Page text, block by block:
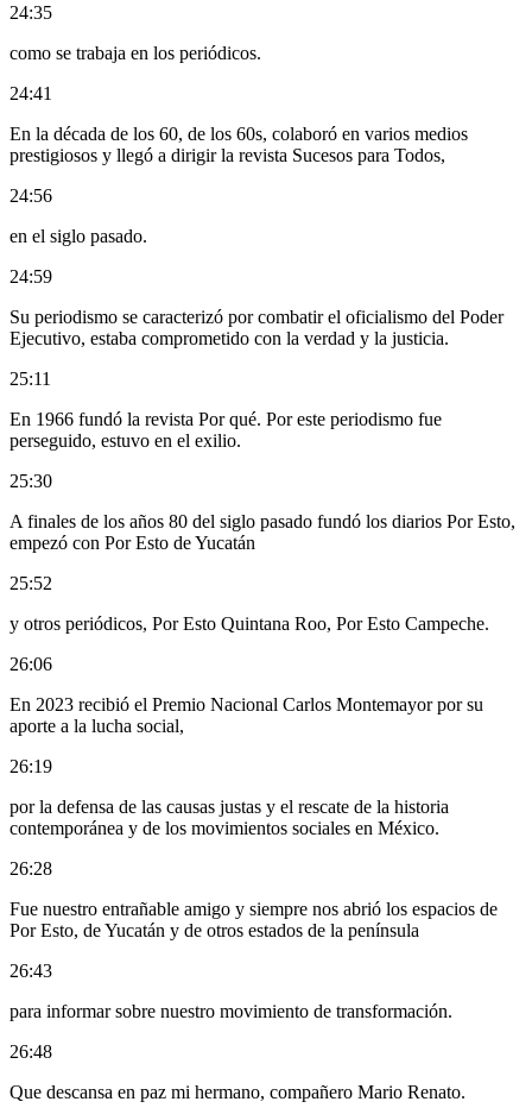
24:35
como se trabaja en los periódicos.
24:41
En la década de los 60, de los 60s, colaboró en varios medios
prestigiosos y llegó a dirigir la revista Sucesos para Todos,
24:56
en el siglo pasado.
24:59
Su periodismo se caracterizó por combatir el oficialismo del Poder
Ejecutivo, estaba comprometido con la verdad y la justicia.
25:11
En 1966 fundó la revista Por qué. Por este periodismo fue
perseguido, estuvo en el exilio.
25:30
A finales de los años 80 del siglo pasado fundó los diarios Por Esto,
empezó con Por Esto de Yucatán
25:52
y otros periódicos, Por Esto Quintana Roo, Por Esto Campeche.
26:06
En 2023 recibió el Premio Nacional Carlos Montemayor por su
aporte a la lucha social,
26:19
por la defensa de las causas justas y el rescate de la historia
contemporánea y de los movimientos sociales en México.
26:28
Fue nuestro entrañable amigo y siempre nos abrió los espacios de
Por Esto, de Yucatán y de otros estados de la península
26:43
para informar sobre nuestro movimiento de transformación.
26:48
Que descansa en paz mi hermano, compañero Mario Renato.